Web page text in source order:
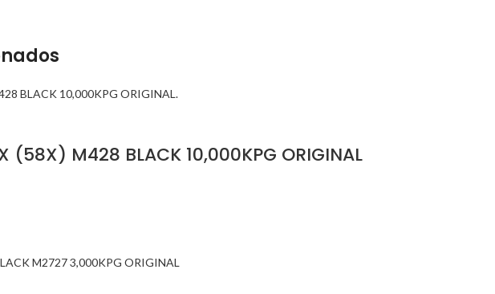
(58X) M428 BLACK 10,000KPG ORIGINAL